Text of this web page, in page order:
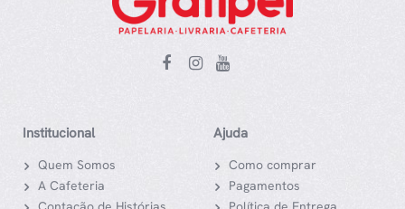
Institucional
Quem Somos
A Cafeteria
Ajuda
Como comprar
Pagamentos